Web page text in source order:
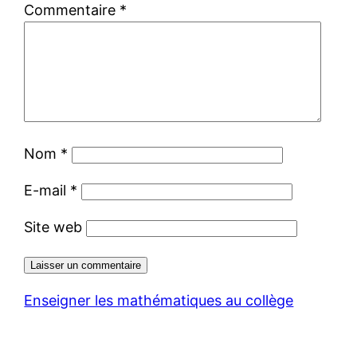
Commentaire *
Nom *
E-mail *
Site web
Enseigner les mathématiques au collège